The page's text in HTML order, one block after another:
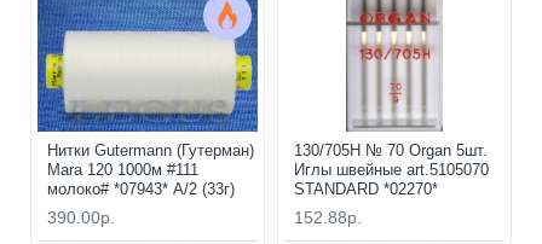
Нитки Gutermann (Гутерман)
Mara 120 1000м #111
молоко# *07943* A/2 (33г)
390.00р.
130/705H № 70 Organ 5шт.
Иглы швейные art.5105070
STANDARD *02270*
152.88р.